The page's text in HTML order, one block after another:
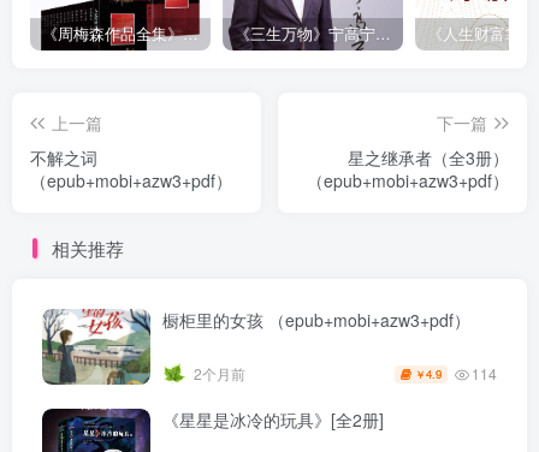
《周梅森作品全集》[共30册] 《三生万物》宁高宁（epub+mobi+azw3+pdf）
上一篇
不解之词
（epub+mobi+azw3+pdf）
下一篇
星之继承者（全3册）
（epub+mobi+azw3+pdf）
相关推荐
橱柜里的女孩 （epub+mobi+azw3+pdf）
2个月前 ￥4.9 114
《星星是冰冷的玩具》[全2册]